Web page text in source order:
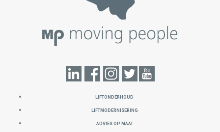
LIFTONDERHOUD
LIFTMODERNISERING
ADVIES OP MAAT